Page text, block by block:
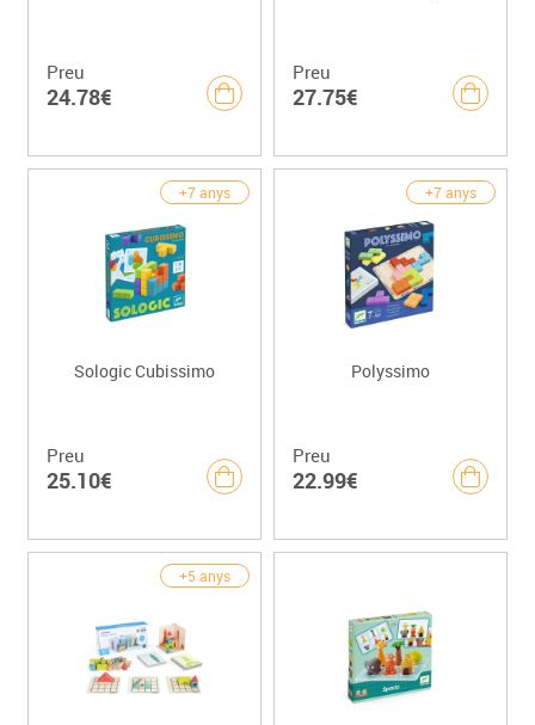
Preu
24.78€
Preu
27.75€
+7 anys
Sologic Cubissimo
Preu
25.10€
+7 anys
Polyssimo
Preu
22.99€
+5 anys